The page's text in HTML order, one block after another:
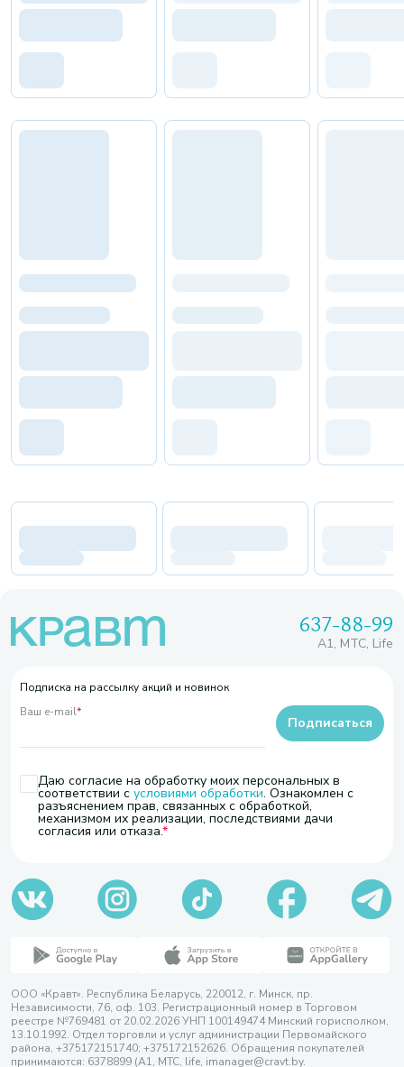
637-88-99
A1, МТС, Life
Подписка на рассылку акций и новинок
Ваш e-mail*
Даю согласие на обработку моих персональных в
соответствии с условиями обработки. Ознакомлен с
разъяснением прав, связанных с обработкой,
механизмом их реализации, последствиями дачи
согласия или отказа.
Подписаться
ООО «Кравт». Республика Беларусь, 220012, г. Минск, пр.
Независимости, 76, оф. 103. Регистрационный номер в Торговом
реестре №769481 от 20.02.2026 УНП 100149474 Минский горисполком,
13.10.1992. Отдел торговли и услуг администрации Первомайского
района, +375172151740; +375172152626. Обращения покупателей
принимаются: 6378899 (А1, МТС, life, imanager@cravt.by.